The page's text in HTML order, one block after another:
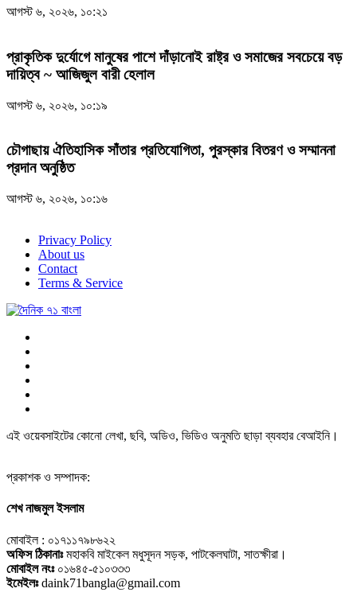
আগস্ট ৬, ২০২৬, ১০:২১
প্রাকৃতিক দুর্যোগে মানুষের পাশে দাঁড়ানোই রাষ্ট্র ও সমাজের সবচেয়ে বড়
দায়িত্ব ~ আজিজুল বারী হেলাল
আগস্ট ৬, ২০২৬, ১০:১৯
চৌগাছায় ঐতিহাসিক সাঁতার প্রতিযোগিতা, পুরস্কার বিতরণ ও সম্মাননা
প্রদান অনুষ্ঠিত
আগস্ট ৬, ২০২৬, ১০:১৬
Privacy Policy
About us
Contact
Terms & Service
এই ওয়েবসাইটের কোনো লেখা, ছবি, অডিও, ভিডিও অনুমতি ছাড়া ব্যবহার বেআইনি।
প্রকাশক ও সম্পাদক:
শেখ নাজমুল ইসলাম
মোবাইল : ০১৭১১৭৯৮৬২২
অফিস ঠিকানাঃমহাকবি মাইকেল মধুসূদন সড়ক, পাটকেলঘাটা, সাতক্ষীরা।
মোবাইল নংঃ০১৬৪৫-৫১০৩৩৩
ইমেইলঃdaink71bangla@gmail.com